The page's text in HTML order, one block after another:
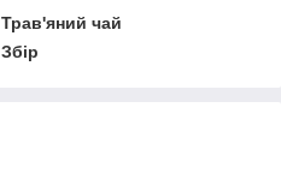
Трав'яний чай
Збір